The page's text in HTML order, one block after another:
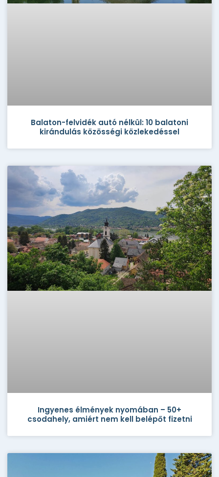
Balaton-felvidék autó nélkül: 10 balatoni
kirándulás közösségi közlekedéssel
Ingyenes élmények nyomában – 50+
csodahely, amiért nem kell belépőt fizetni